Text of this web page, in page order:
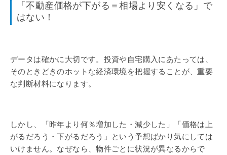
「不動産価格が下がる＝相場より安くなる」で
はない！
データは確かに大切です。投資や自宅購入にあたっては、
そのときどきのホットな経済環境を把握することが、重要
な判断材料になります。
しかし、「昨年より何％増加した・減少した」「価格は上
がるだろう・下がるだろう」という予想ばかり気にしては
いけません。なぜなら、物件ごとに状況が異なるからで